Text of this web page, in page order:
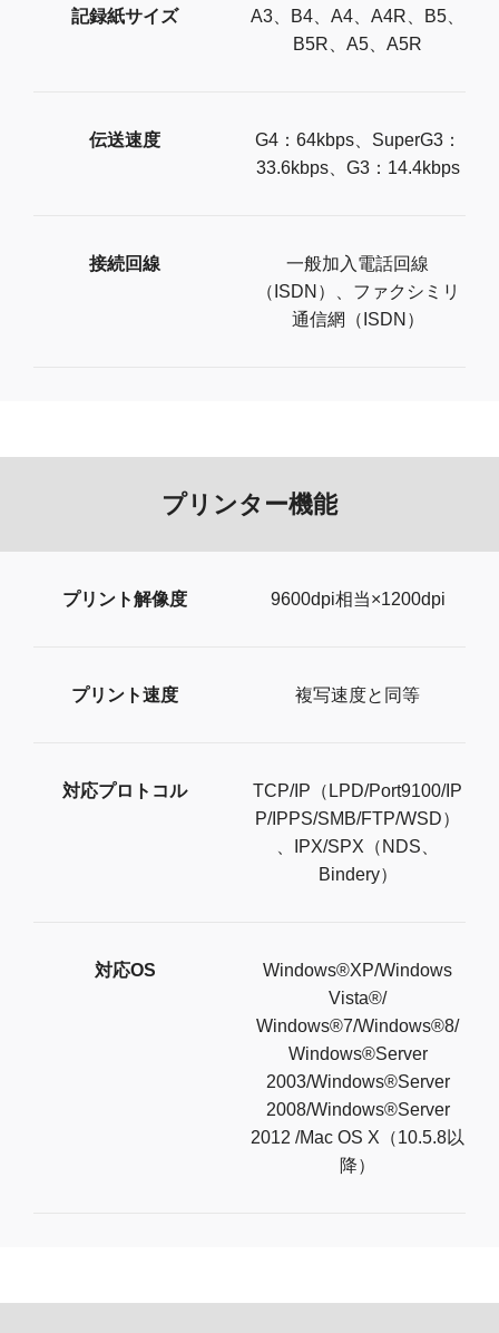
記録紙サイズ
A3、B4、A4、A4R、B5、
B5R、A5、A5R
伝送速度
G4：64kbps、SuperG3：
33.6kbps、G3：14.4kbps
接続回線
一般加入電話回線
（ISDN）、ファクシミリ
通信網（ISDN）
プリンター機能
プリント解像度 9600dpi相当×1200dpi
プリント速度 複写速度と同等
対応プロトコル
TCP/IP（LPD/Port9100/IP
P/IPPS/SMB/FTP/WSD）
、IPX/SPX（NDS、
Bindery）
対応OS
Windows®XP/Windows
Vista®/
Windows®7/Windows®8/
Windows®Server
2003/Windows®Server
2008/Windows®Server
2012 /Mac OS X（10.5.8以
降）